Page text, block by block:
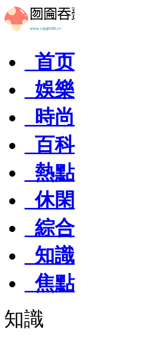
首页
娛樂
時尚
百科
熱點
休閑
綜合
知識
焦點
知識